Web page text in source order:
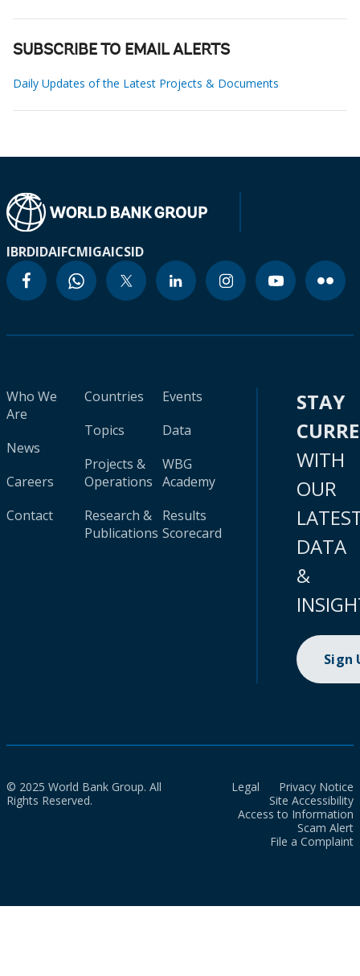
SUBSCRIBE TO EMAIL ALERTS
Daily Updates of the Latest Projects & Documents
IBRDIDAIFCMIGAICSID
Who We
Are
News
Careers
Contact
Countries
Topics
Projects &
Operations
Research &
Publications
Events
Data
WBG
Academy
Results
Scorecard
STAY
WITH
OUR
DATA
&
Sign
© 2025 World Bank Group. All
Rights Reserved.
Legal
Privacy Notice
Site Accessibility
Access to Information
Scam Alert
File a Complaint